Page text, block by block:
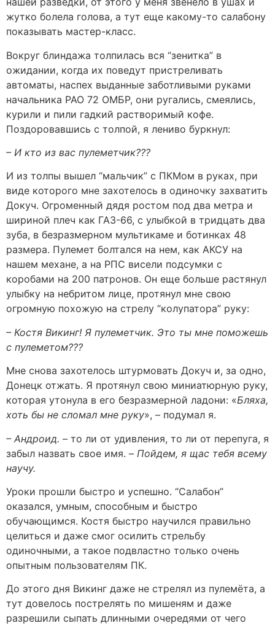
жутко болела голова, а тут еще какому-то салабону
показывать мастер-класс.
Вокруг блиндажа толпилась вся “зенитка” в
ожидании, когда их поведут пристреливать
автоматы, наспех выданные заботливыми руками
начальника РАО 72 ОМБР, они ругались, смеялись,
курили и пили гадкий растворимый кофе.
Поздоровавшись с толпой, я лениво буркнул:
– И кто из вас пулеметчик???
И из толпы вышел “мальчик” с ПКМом в руках, при
виде которого мне захотелось в одиночку захватить
Докуч. Огроменный дядя ростом под два метра и
шириной плеч как ГАЗ-66, с улыбкой в тридцать два
зуба, в безразмерном мультикаме и ботинках 48
размера. Пулемет болтался на нем, как АКСУ на
нашем механе, а на РПС висели подсумки с
коробами на 200 патронов. Он еще больше растянул
улыбку на небритом лице, протянул мне свою
огромную похожую на стрелу “колупатора” руку:
– Костя Викинг! Я пулеметчик. Это ты мне поможешь
с пулеметом???
Мне снова захотелось штурмовать Докуч и, за одно,
Донецк отжать. Я протянул свою миниатюрную руку,
которая утонула в его безразмерной ладони: «Бляха,
хоть бы не сломал мне руку», – подумал я.
– Андроид. – то ли от удивления, то ли от перепуга, я
забыл назвать свое имя. – Пойдем, я щас тебя всему
научу.
Уроки прошли быстро и успешно. “Салабон”
оказался, умным, способным и быстро
обучающимся. Костя быстро научился правильно
целиться и даже смог осилить стрельбу
одиночными, а такое подвластно только очень
опытным пользователям ПК.
До этого дня Викинг даже не стрелял из пулемёта, а
тут довелось пострелять по мишеням и даже
разрешили сыпать длинными очередями от чего